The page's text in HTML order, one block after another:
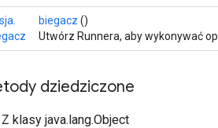
biegacz ()
Utwórz Runnera, aby wykonywać
dziedziczone
Z klasy java.lang.Object